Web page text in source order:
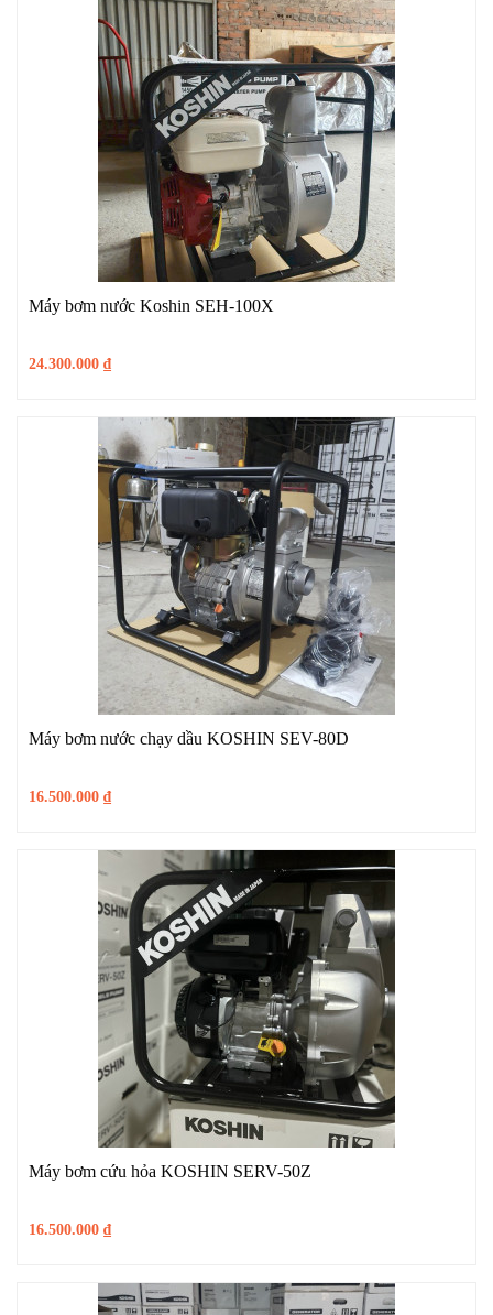
Máy bơm nước Koshin SEH-100X
24.300.000 ₫
Máy bơm nước chạy dầu KOSHIN SEV-80D
16.500.000 ₫
Máy bơm cứu hỏa KOSHIN SERV-50Z
16.500.000 ₫